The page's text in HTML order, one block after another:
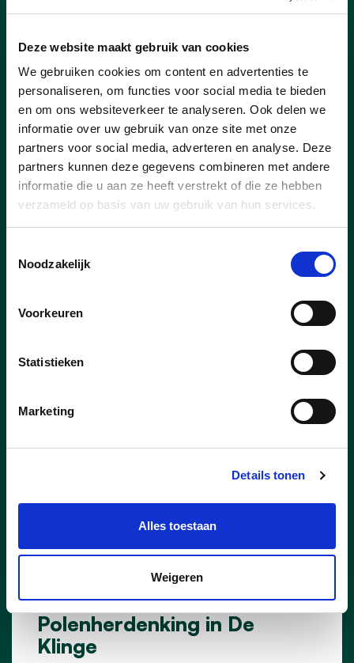
Deze website maakt gebruik van cookies
We gebruiken cookies om content en advertenties te
personaliseren, om functies voor social media te bieden
en om ons websiteverkeer te analyseren. Ook delen we
informatie over uw gebruik van onze site met onze
partners voor social media, adverteren en analyse. Deze
partners kunnen deze gegevens combineren met andere
informatie die u aan ze heeft verstrekt of die ze hebben
verzameld op basis van uw gebruik van hun services.
Noodzakelijk
Voorkeuren
Statistieken
Marketing
Details tonen
Alles toestaan
Weigeren
praatmaal 2025
19/10/25
Het praatmaal 2025 van cd&v was een
groot succes: veel volk, super sfeer en
Polenherdenking in De
Klinge